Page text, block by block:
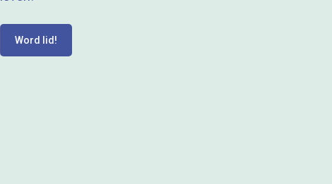
Word lid!